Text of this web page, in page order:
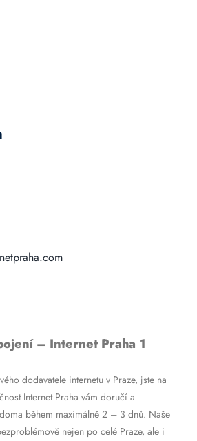
– Internet Praha 1
dodavatele internetu v Praze, jste na
Internet Praha vám doručí a
během maximálně 2 – 3 dnů. Naše
nejen po celé Praze, ale i